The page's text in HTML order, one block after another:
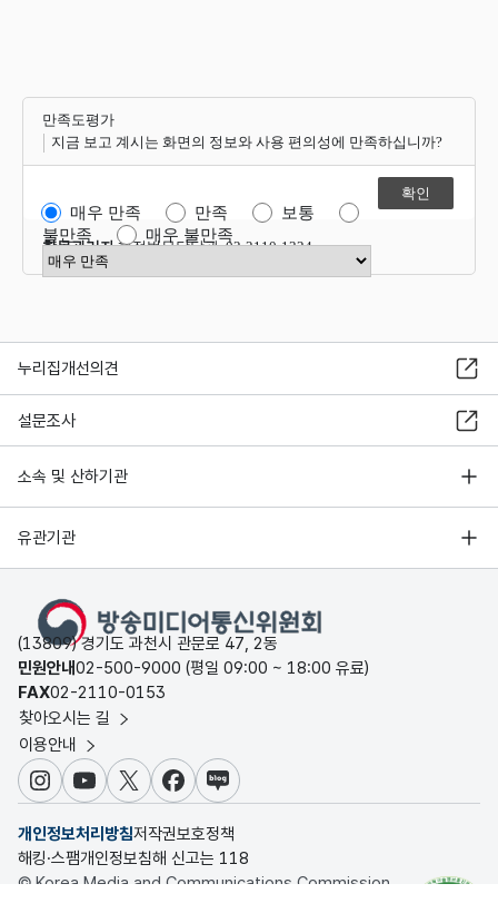
만족도평가
지금 보고 계시는 화면의 정보와 사용 편의성에 만족하십니까?
매우 만족 만족
보통
불만족
매우 불만족
만족도 점수 선택
항목관리자행정법무담당관 02-2110-1324
누리집개선의견
설문조사
소속 및 산하기관
유관기관
(13809) 경기도 과천시 관문로 47, 2동
민원안내02-500-9000 (평일 09:00 ~ 18:00 유료)
FAX02-2110-0153
찾아오시는 길
이용안내
인스타그램
유튜브X 페이스북
블로그
개인정보처리방침저작권보호정책
해킹·스팸개인정보침해 신고는 118
© Korea Media and Communications Commission.